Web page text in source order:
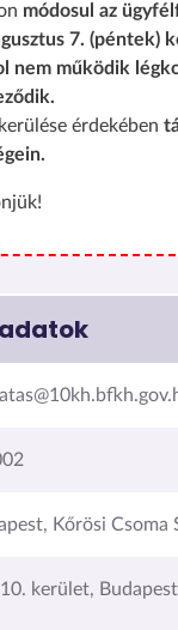
módosul az
7. (péntek)
nem működik
érdekében
Kőrösi Csoma
kerület,